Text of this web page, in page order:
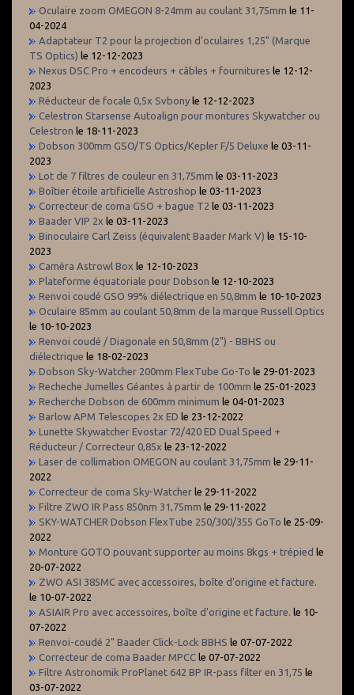
Oculaire zoom OMEGON 8-24mm au coulant 31,75mm le 11-
04-2024
Adaptateur T2 pour la projection d'oculaires 1,25" (Marque
TS Optics) le 12-12-2023
Nexus DSC Pro + encodeurs + câbles + fournitures le 12-12-
2023
Réducteur de focale 0,5x Svbony le 12-12-2023
Celestron Starsense Autoalign pour montures Skywatcher ou
Celestron le 18-11-2023
Dobson 300mm GSO/TS Optics/Kepler F/5 Deluxe le 03-11-
2023
Lot de 7 filtres de couleur en 31,75mm le 03-11-2023
Boîtier étoile artificielle Astroshop le 03-11-2023
Correcteur de coma GSO + bague T2 le 03-11-2023
Baader VIP 2x le 03-11-2023
Binoculaire Carl Zeiss (équivalent Baader Mark V) le 15-10-
2023
Caméra Astrowl Box le 12-10-2023
Plateforme équatoriale pour Dobson le 12-10-2023
Renvoi coudé GSO 99% diélectrique en 50,8mm le 10-10-2023
Oculaire 85mm au coulant 50,8mm de la marque Russell Optics
le 10-10-2023
Renvoi coudé / Diagonale en 50,8mm (2") - BBHS ou
diélectrique le 18-02-2023
Dobson Sky-Watcher 200mm FlexTube Go-To le 29-01-2023
Recheche Jumelles Géantes à partir de 100mm le 25-01-2023
Recherche Dobson de 600mm minimum le 04-01-2023
Barlow APM Telescopes 2x ED le 23-12-2022
Lunette Skywatcher Evostar 72/420 ED Dual Speed +
Réducteur / Correcteur 0,85x le 23-12-2022
Laser de collimation OMEGON au coulant 31,75mm le 29-11-
2022
Correcteur de coma Sky-Watcher le 29-11-2022
Filtre ZWO IR Pass 850nm 31,75mm le 29-11-2022
SKY-WATCHER Dobson FlexTube 250/300/355 GoTo le 25-09-
2022
Monture GOTO pouvant supporter au moins 8kgs + trépied le
20-07-2022
ZWO ASI 385MC avec accessoires, boîte d'origine et facture.
le 10-07-2022
ASIAIR Pro avec accessoires, boîte d'origine et facture. le 10-
07-2022
Renvoi-coudé 2" Baader Click-Lock BBHS le 07-07-2022
Correcteur de coma Baader MPCC le 07-07-2022
Filtre Astronomik ProPlanet 642 BP IR-pass filter en 31,75 le
03-07-2022